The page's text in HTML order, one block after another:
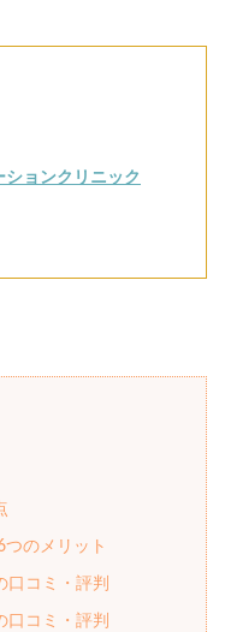
ョンクリニック
のメリット
口コミ・評判
口コミ・評判